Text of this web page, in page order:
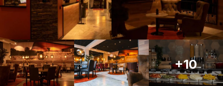
Malmö
Hela Norge
Oslo
Bergen
+10